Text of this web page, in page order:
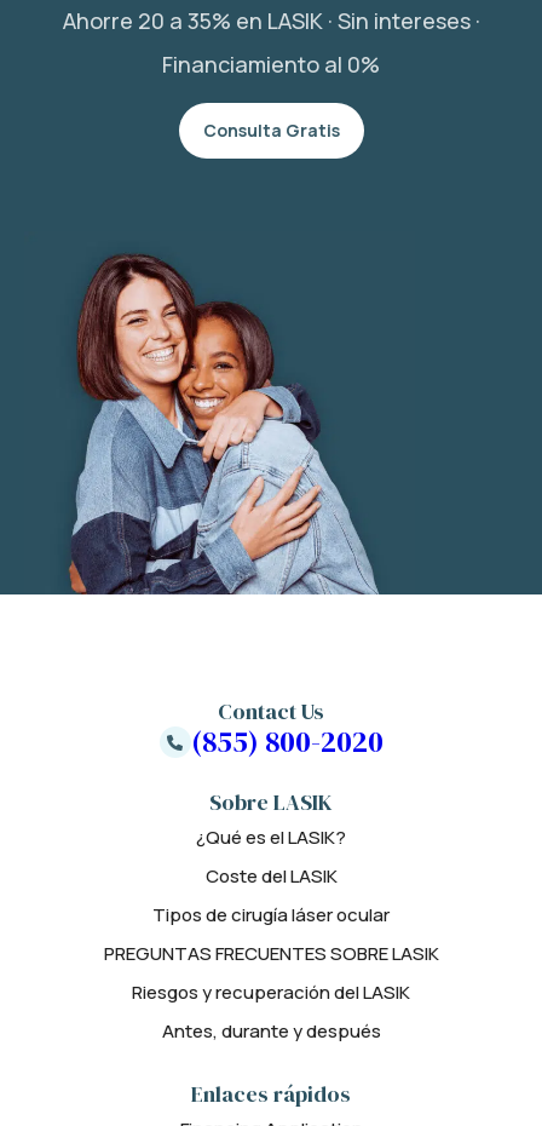
Ahorre 20 a 35% en LASIK · Sin intereses ·
Financiamiento al 0%
Consulta Gratis
Sobre LASIK
¿Qué es el LASIK?
Coste del LASIK
Tipos de cirugía láser ocular
PREGUNTAS FRECUENTES SOBRE LASIK
Riesgos y recuperación del LASIK
Antes, durante y después
Enlaces rápidos
Contact Us
(855) 800-2020